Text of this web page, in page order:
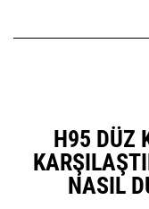
H95 DÜZ
NASIL